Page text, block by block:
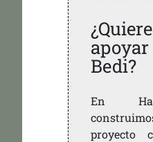
Bedi?
En
proyecto